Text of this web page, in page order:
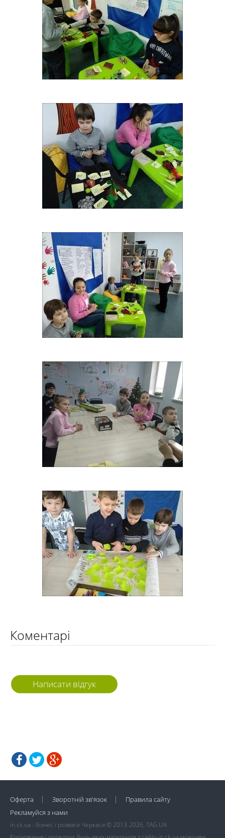
Коментарі
Написати відгук
Оферта Зворотній зв'язок
Правила сайту
Рекламуйся з нами
in.ck.ua - бізнес і розваги Черкаси © 2013-2026, TAG.UA